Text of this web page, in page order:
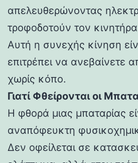
απελευθερώνοντας
τροφοδοτούν τον
Αυτή η συνεχής κίνηση
επιτρέπει να ανεβαίνετε
χωρίς κόπο.
Γιατί Φθείρονται οι
Η φθορά μιας μπαταρίας
αναπόφευκτη
Δεν οφείλεται σε